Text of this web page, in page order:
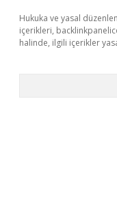
Hukuka ve yasal
içerikleri,
halinde, ilgili içerikler